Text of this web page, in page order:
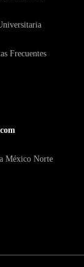
Frecuentes
México Norte